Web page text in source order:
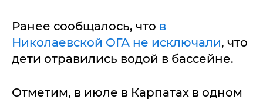
Ранее сообщалось, что в
Николаевской ОГА не исключали, что
дети отравились водой в бассейне.
Отметим, в июле в Карпатах в одном